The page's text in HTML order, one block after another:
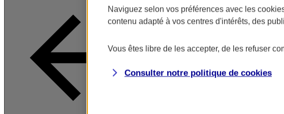
Naviguez selon vos préférences avec les
contenu adapté à vos centres d'intérêts, des
Vous êtes libre de les accepter, de les refuser
Consulter notre politique de cookies